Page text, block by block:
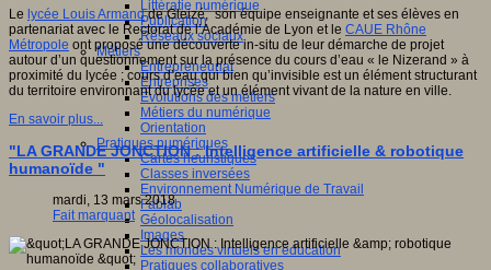
Littératie numérique
Publication
Réseaux sociaux
Métiers
Entrepreneuriat
Entreprises
Evolutions des métiers
Métiers du numérique
Orientation
Pratiques numériques
Cartes heuristiques
Classes inversées
Environnement Numérique de Travail
Fablab
Géolocalisation
Images
Les mondes virtuels en éducation
Pratiques collaboratives
Le lycée Louis Armandde Gleizé, son équipe enseignante et ses élèves en
partenariat avec le Rectorat de l’Académie de Lyon et le CAUE Rhône
Métropole ont proposé une découverte in-situ de leur démarche de projet
autour d’un questionnement sur la présence du cours d’eau « le Nizerand » à
proximité du lycée ; cours d’eau qui bien qu’invisible est un élément structurant
du territoire environnant du lycée et un élément vivant de la nature en ville.
En savoir plus...
"LA GRANDE JONCTION : Intelligence artificielle & robotique
humanoïde "
mardi, 13 mars 2018
Fait marquant